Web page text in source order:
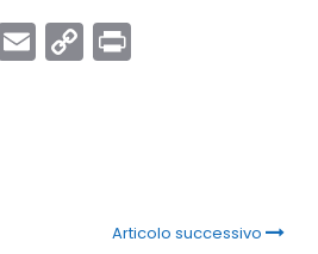
Email
Copy
Link
Articolo successivo